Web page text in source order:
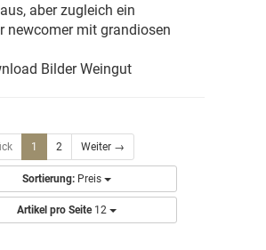
aber zugleich ein
newcomer mit grandiosen
Bilder Weingut
1 2 Weiter →
Sortierung: Preis
Artikel pro Seite 12